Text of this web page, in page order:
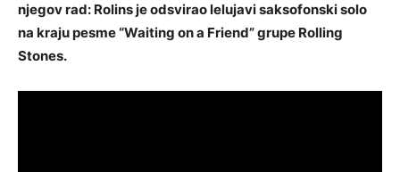
njegov rad: Rolins je odsvirao lelujavi saksofonski solo
na kraju pesme “Waiting on a Friend” grupe Rolling
Stones.